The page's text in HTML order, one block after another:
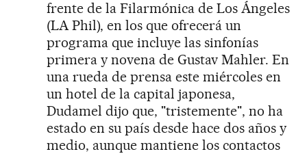
frente de la Filarmónica de Los Ángeles
(LA Phil), en los que ofrecerá un
programa que incluye las sinfonías
primera y novena de Gustav Mahler. En
una rueda de prensa este miércoles en
un hotel de la capital japonesa,
Dudamel dijo que, "tristemente", no ha
estado en su país desde hace dos años y
medio, aunque mantiene los contactos